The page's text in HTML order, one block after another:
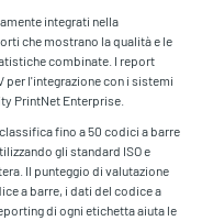
integrati nella
che mostrano la qualità e le
combinate. I report
per l'integrazione con i sistemi
PrintNet Enterprise.
fino a 50 codici a barre
gli standard ISO e
Il punteggio di valutazione
a barre, i dati del codice a
di ogni etichetta aiuta le